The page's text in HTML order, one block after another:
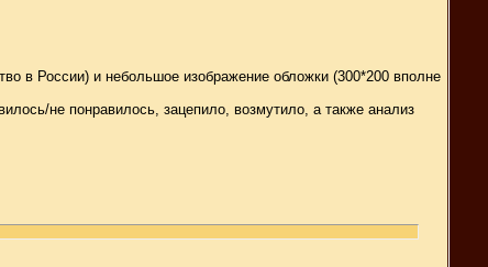
в России) и небольшое изображение обложки (300*200 вполне
не понравилось, зацепило, возмутило, а также анализ